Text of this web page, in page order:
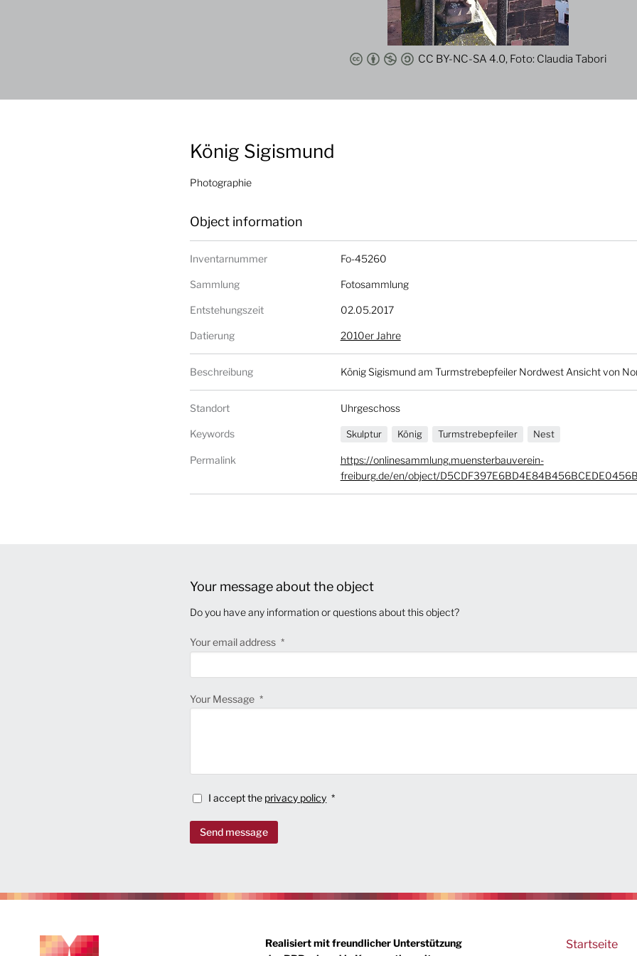
CC BY-NC-SA 4.0, Foto: Claudia Tabori
König Sigismund
Photographie
Object information
Inventarnummer Fo-45260
Sammlung Fotosammlung
Entstehungszeit 02.05.2017
Datierung 2010er Jahre
Beschreibung König Sigismund am Turmstrebepfeiler Nordwest Ansicht von
Standort Uhrgeschoss
Keywords Skulptur König Turmstrebepfeiler Nest
Permalink
https://onlinesammlung.muensterbauverein-
freiburg.de/en/object/
Your message about the object
Do you have any information or questions about this object?
Your email address
Your Message
I accept the privacy policy
Send message
Realisiert mit freundlicher Unterstützung
Main
Startseite